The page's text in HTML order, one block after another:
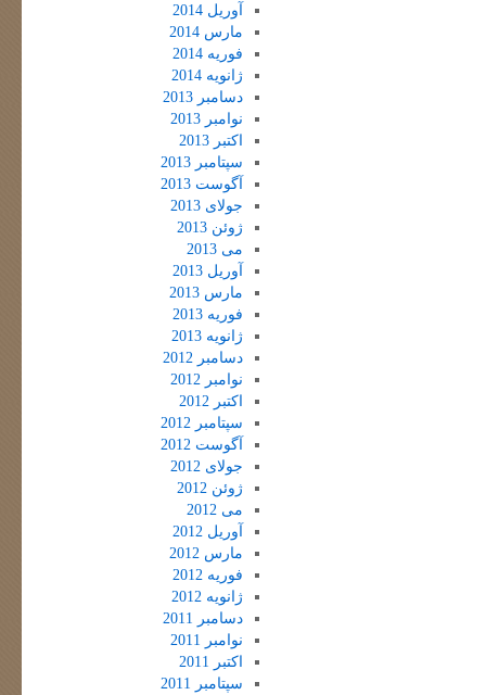
آوریل 2014
مارس 2014
فوریه 2014
ژانویه 2014
دسامبر 2013
نوامبر 2013
اکتبر 2013
سپتامبر 2013
آگوست 2013
جولای 2013
ژوئن 2013
می 2013
آوریل 2013
مارس 2013
فوریه 2013
ژانویه 2013
دسامبر 2012
نوامبر 2012
اکتبر 2012
سپتامبر 2012
آگوست 2012
جولای 2012
ژوئن 2012
می 2012
آوریل 2012
مارس 2012
فوریه 2012
ژانویه 2012
دسامبر 2011
نوامبر 2011
اکتبر 2011
سپتامبر 2011